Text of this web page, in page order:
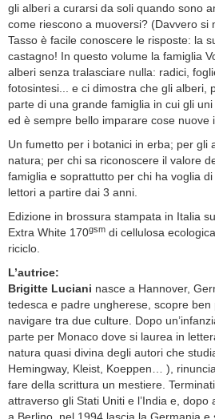
gli alberi a curarsi da soli quando sono
come riescono a muoversi? (Davvero si
Tasso è facile conoscere le risposte: la
castagno! In questo volume la famiglia
alberi senza tralasciare nulla: radici,
fotosintesi... e ci dimostra che gli alberi,
parte di una grande famiglia in cui gli
ed è sempre bello imparare cose nuove
Un fumetto per i botanici in erba; per gli
natura; per chi sa riconoscere il valore
famiglia e soprattutto per chi ha voglia
lettori a partire dai 3 anni.
Edizione in brossura stampata in Italia
Extra White 170gsm di cellulosa
riciclo.
L’autrice:
Brigitte Luciani nasce a Hannover,
tedesca e padre ungherese, scopre ben
navigare tra due culture. Dopo
parte per Monaco dove si laurea in
natura quasi divina degli autori che
Hemingway, Kleist, Koeppen… ),
fare della scrittura un mestiere.
attraverso gli Stati Uniti e l’India e,